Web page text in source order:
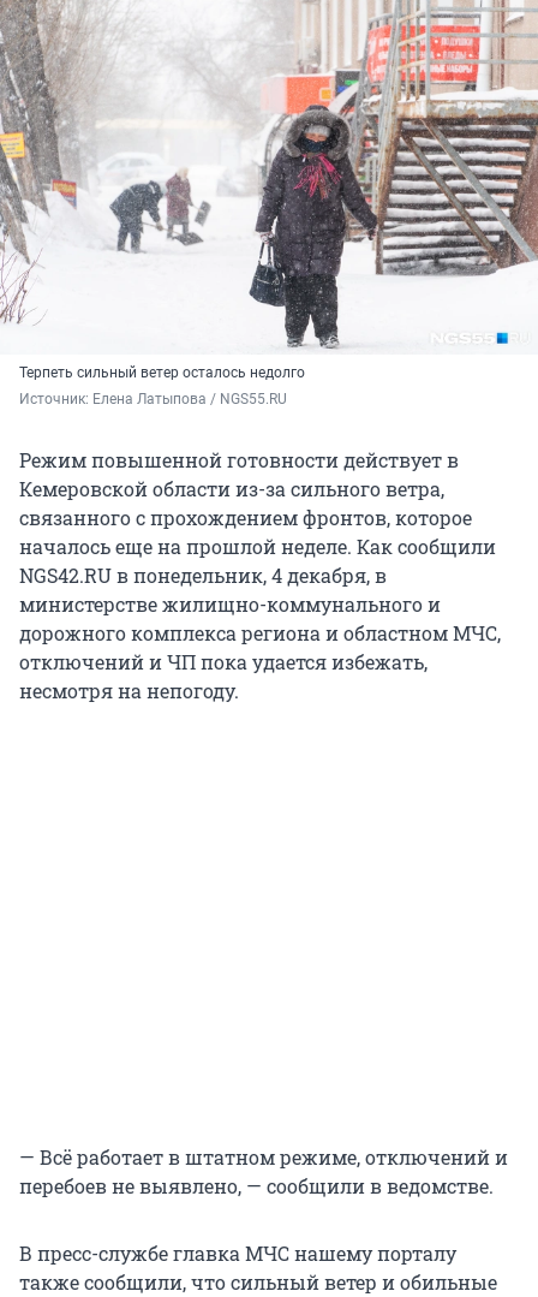
Терпеть сильный ветер осталось недолго
Источник: Елена Латыпова / NGS55.RU
Режим повышенной готовности действует в
Кемеровской области из-за сильного ветра,
связанного с прохождением фронтов, которое
началось еще на прошлой неделе. Как сообщили
NGS42.RU в понедельник, 4 декабря, в
министерстве жилищно-коммунального и
дорожного комплекса региона и областном МЧС,
отключений и ЧП пока удается избежать,
несмотря на непогоду.
— Всё работает в штатном режиме, отключений и
перебоев не выявлено, — сообщили в ведомстве.
В пресс-службе главка МЧС нашему порталу
также сообщили, что сильный ветер и обильные